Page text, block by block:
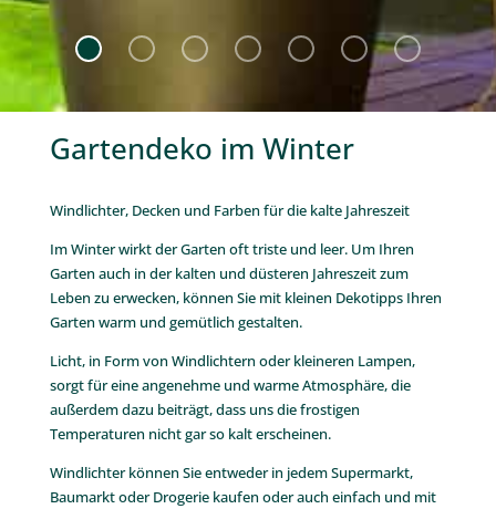
Gartendeko im Winter
Windlichter, Decken und Farben für die kalte Jahreszeit
Im Winter wirkt der Garten oft triste und leer. Um Ihren
Garten auch in der kalten und düsteren Jahreszeit zum
Leben zu erwecken, können Sie mit kleinen Dekotipps Ihren
Garten warm und gemütlich gestalten.
Licht, in Form von Windlichtern oder kleineren Lampen,
sorgt für eine angenehme und warme Atmosphäre, die
außerdem dazu beiträgt, dass uns die frostigen
Temperaturen nicht gar so kalt erscheinen.
Windlichter können Sie entweder in jedem Supermarkt,
Baumarkt oder Drogerie kaufen oder auch einfach und mit